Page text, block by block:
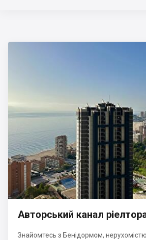
Авторський канал ріелтора
Знайомтесь з Бенідормом,